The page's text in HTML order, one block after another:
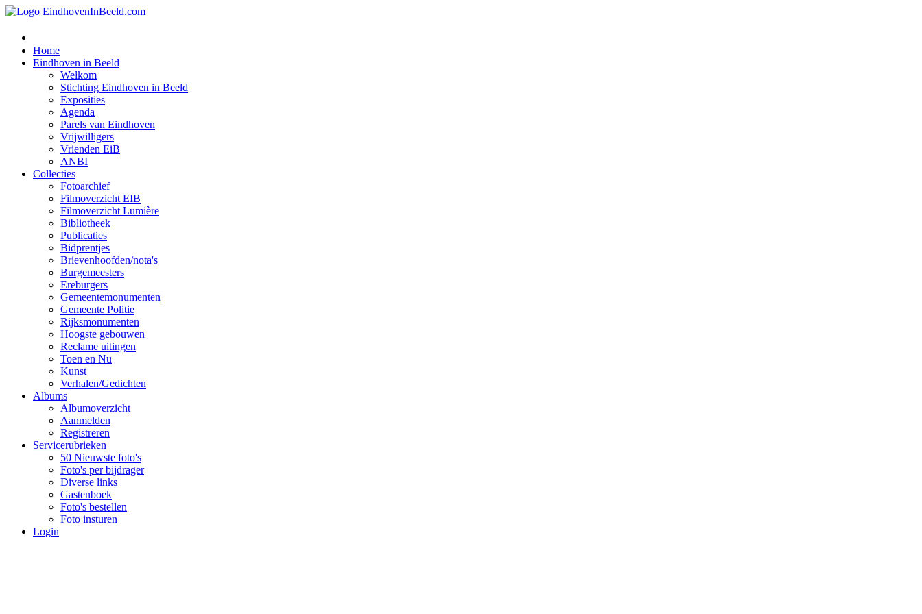
Home
Eindhoven in Beeld
Welkom
Stichting Eindhoven in Beeld
Exposities
Agenda
Parels van Eindhoven
Vrijwilligers
Vrienden EiB
ANBI
Collecties
Fotoarchief
Filmoverzicht EIB
Filmoverzicht Lumière
Bibliotheek
Publicaties
Bidprentjes
Brievenhoofden/nota's
Burgemeesters
Ereburgers
Gemeentemonumenten
Gemeente Politie
Rijksmonumenten
Hoogste gebouwen
Reclame uitingen
Toen en Nu
Kunst
Verhalen/Gedichten
Albums
Albumoverzicht
Aanmelden
Registreren
Servicerubrieken
50 Nieuwste foto's
Foto's per bijdrager
Diverse links
Gastenboek
Foto's bestellen
Foto insturen
Login